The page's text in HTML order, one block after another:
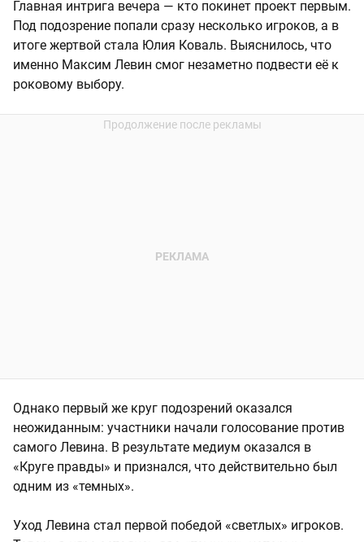
Главная интрига вечера — кто покинет проект первым.
Под подозрение попали сразу несколько игроков, а в
итоге жертвой стала Юлия Коваль. Выяснилось, что
именно Максим Левин смог незаметно подвести её к
роковому выбору.
Однако первый же круг подозрений оказался
неожиданным: участники начали голосование против
самого Левина. В результате медиум оказался в
«Круге правды» и признался, что действительно был
одним из «темных».
Уход Левина стал первой победой «светлых» игроков.